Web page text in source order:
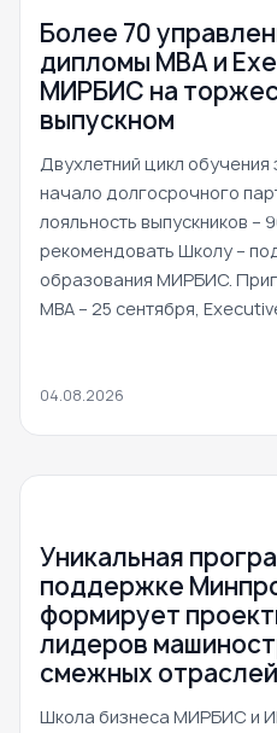
Более 70
дипломы MBA и
МИРБИС на
выпускном
Двухлетний цикл
начало долгосрочного
лояльность выпускников –
рекомендовать Школу –
образования МИРБИС.
MBA – 25 сентября,
04.08.2026
Уникальная
поддержке
формирует
лидеров
смежных отраслей
Школа бизнеса МИРБИС и